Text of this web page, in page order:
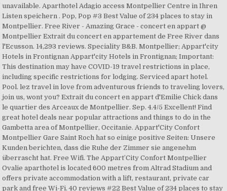
unavailable. Aparthotel Adagio access Montpellier Centre in Ihren
Listen speichern . Pop, Pop #3 Best Value of 234 places to stay in
Montpellier. Free River - Amazing Grace - concert en appart @
Montpellier Extrait du concert en appartement de Free River dans
l'Ecusson. 14,293 reviews. Speciality B&B. Montpellier; Appart'city
Hotels in Frontignan Appart'city Hotels in Frontignan; Important:
This destination may have COVID-19 travel restrictions in place,
including specific restrictions for lodging. Serviced apart hotel.
Pool. lez travel in love from adventurous friends to traveling lovers,
join us, wont you? Extrait du concert en appart d'Emilie Chick dans
le quartier des Arceaux de Montpellier. Sep. 4.4/5 Excellent! Find
great hotel deals near popular attractions and things to do in the
Gambetta area of Montpellier, Occitanie. Appart'City Confort
Montpellier Gare Saint Roch hat so einige positive Seiten: Unsere
Kunden berichten, dass die Ruhe der Zimmer sie angenehm
überrascht hat. Free Wifi. The Appart’City Confort Montpellier
Ovalie aparthotel is located 600 metres from Altrad Stadium and
offers private accommodation with a lift, restaurant, private car
park and free Wi-Fi. 40 reviews #22 Best Value of 234 places to stay